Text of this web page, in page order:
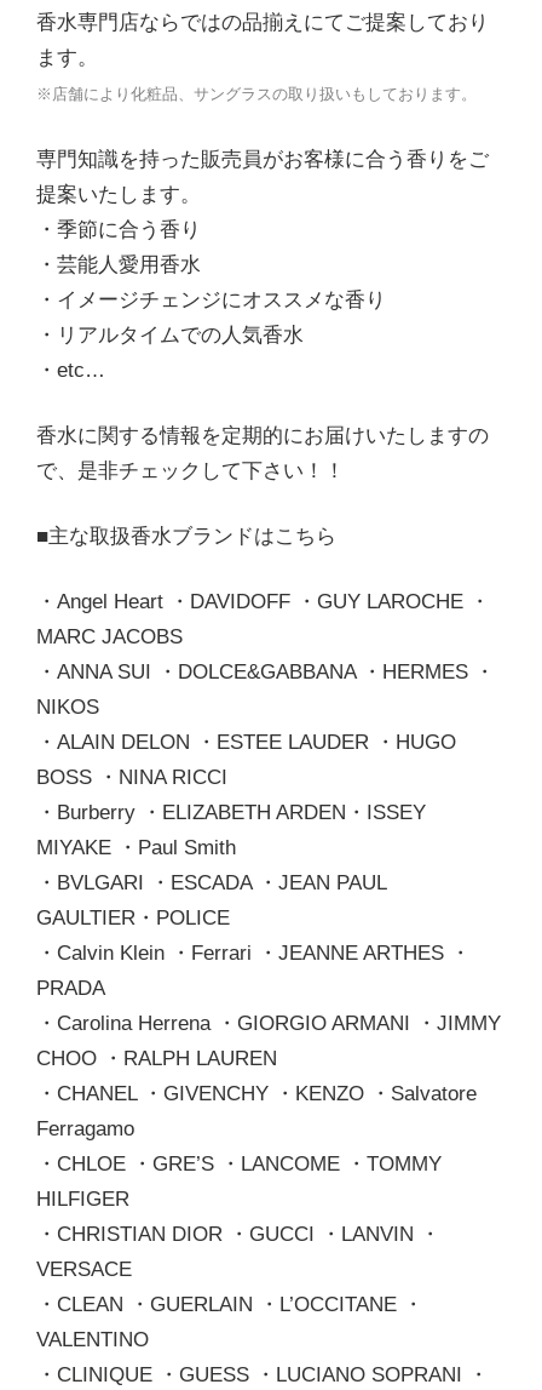
香水専門店ならではの品揃えにてご提案しており
ます。
※店舗により化粧品、サングラスの取り扱いもしております。
専門知識を持った販売員がお客様に合う香りをご
提案いたします。
・季節に合う香り
・芸能人愛用香水
・イメージチェンジにオススメな香り
・リアルタイムでの人気香水
・etc…
香水に関する情報を定期的にお届けいたしますの
で、是非チェックして下さい！！
■主な取扱香水ブランドはこちら
・Angel Heart ・DAVIDOFF ・GUY LAROCHE ・
MARC JACOBS
・ANNA SUI ・DOLCE&GABBANA ・HERMES ・
NIKOS
・ALAIN DELON ・ESTEE LAUDER ・HUGO
BOSS ・NINA RICCI
・Burberry ・ELIZABETH ARDEN・ISSEY
MIYAKE ・Paul Smith
・BVLGARI ・ESCADA ・JEAN PAUL
GAULTIER・POLICE
・Calvin Klein ・Ferrari ・JEANNE ARTHES ・
PRADA
・Carolina Herrena ・GIORGIO ARMANI ・JIMMY
CHOO ・RALPH LAUREN
・CHANEL ・GIVENCHY ・KENZO ・Salvatore
Ferragamo
・CHLOE ・GRE’S ・LANCOME ・TOMMY
HILFIGER
・CHRISTIAN DIOR ・GUCCI ・LANVIN ・
VERSACE
・CLEAN ・GUERLAIN ・L’OCCITANE ・
VALENTINO
・CLINIQUE ・GUESS ・LUCIANO SOPRANI ・